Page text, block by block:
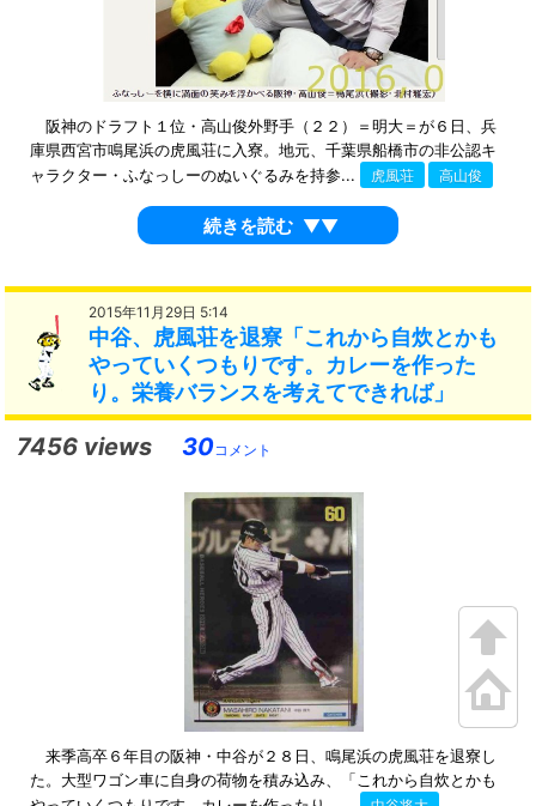
阪神のドラフト１位・高山俊外野手（２２）＝明大＝が６日、兵
庫県西宮市鳴尾浜の虎風荘に入寮。地元、千葉県船橋市の非公認キ
ャラクター・ふなっしーのぬいぐるみを持参...
虎風荘 高山俊
続きを読む ▼▼
2015年11月29日 5:14
中谷、虎風荘を退寮「これから自炊とかも
やっていくつもりです。カレーを作った
り。栄養バランスを考えてできれば」
7456 views 30コメント
来季高卒６年目の阪神・中谷が２８日、鳴尾浜の虎風荘を退寮し
た。大型ワゴン車に自身の荷物を積み込み、「これから自炊とかも